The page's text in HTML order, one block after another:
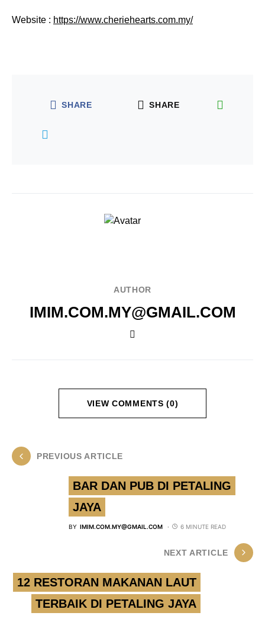
Website : https://www.cheriehearts.com.my/
SHARE SHARE
AUTHOR
IMIM.COM.MY@GMAIL.COM
VIEW COMMENTS (0)
PREVIOUS ARTICLE
BAR DAN PUB DI PETALING
JAYA
BY IMIM.COM.MY@GMAIL.COM 6 MINUTE READ
NEXT ARTICLE
12 RESTORAN MAKANAN LAUT
TERBAIK DI PETALING JAYA